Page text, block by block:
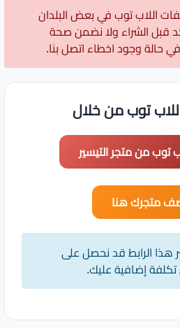
اللاب توب في بعض البلدان
قبل الشراء ولا نضمن صحة
توب من خلال
توب من متجر التيسير
متجرك هنا
هذا الرابط قد نحصل على
إضافية عليك.